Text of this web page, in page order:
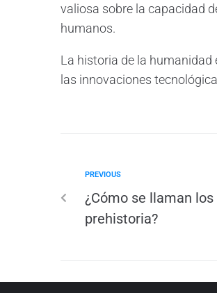
valiosa sobre la capacidad
humanos.
La historia de la
las innovaciones
PREVIOUS
¿Cómo se llaman
prehistoria?